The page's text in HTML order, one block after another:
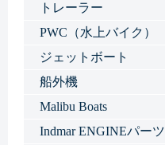
トレーラー
PWC（水上バイク）
ジェットボート
船外機
Malibu Boats
Indmar ENGINEパーツ